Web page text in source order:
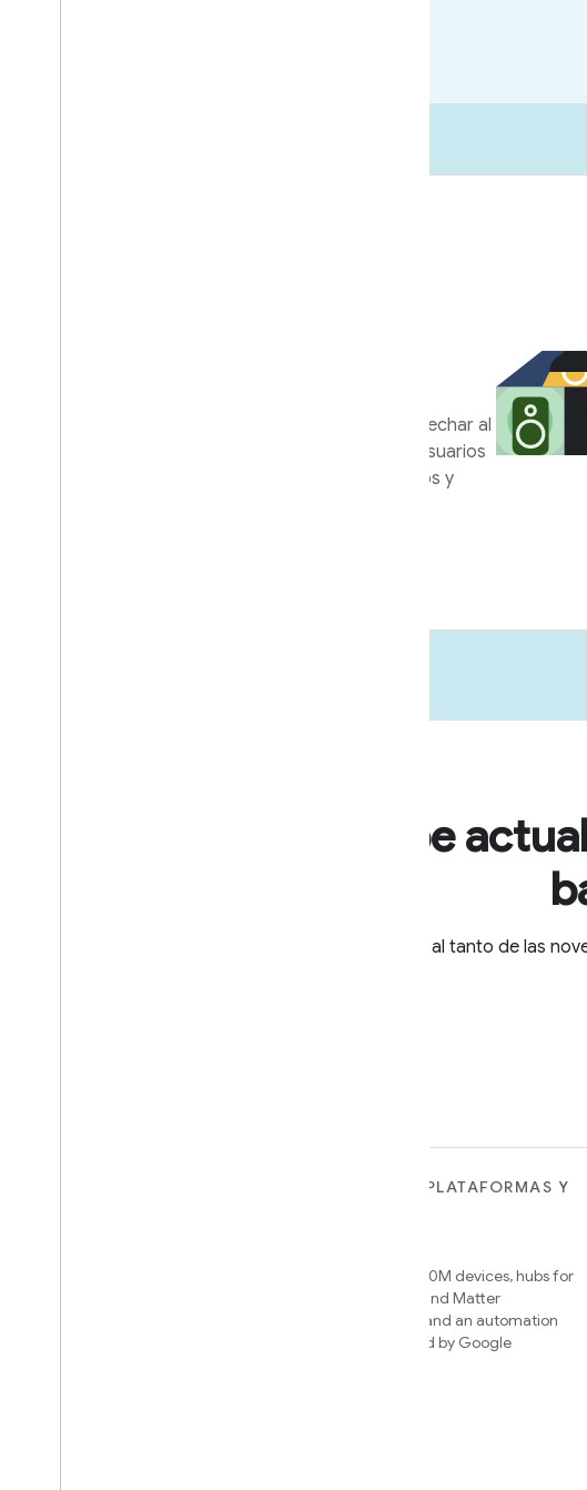
Herramientas y programas para aprovechar al
máximo tu integración y ayudar a los usuarios
a aprovechar al máximo tus dispositivos y
Recibe
Mantente al tanto de las
PARA APPS, PLATAFORMAS Y
Access over 600M devices, hubs for
Google Home and Matter
infrastructure, and an automation
engine powered by Google